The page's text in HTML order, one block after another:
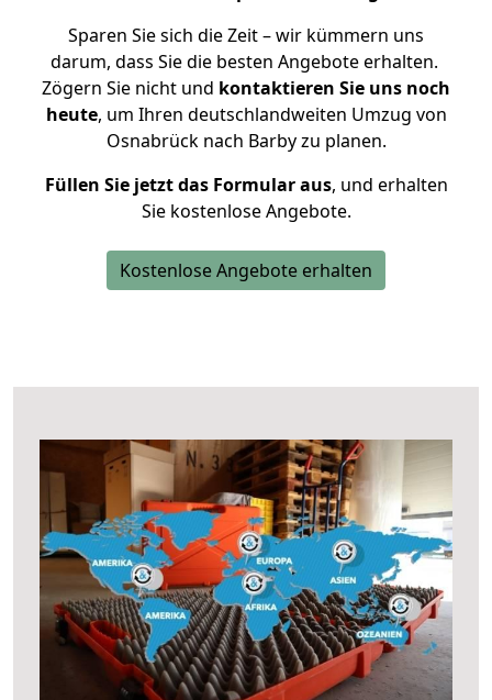
Sparen Sie sich die Zeit – wir kümmern uns
darum, dass Sie die besten Angebote erhalten.
Zögern Sie nicht und kontaktieren Sie uns noch
heute, um Ihren deutschlandweiten Umzug von
Osnabrück nach Barby zu planen.
Füllen Sie jetzt das Formular aus, und erhalten
Sie kostenlose Angebote.
Kostenlose Angebote erhalten